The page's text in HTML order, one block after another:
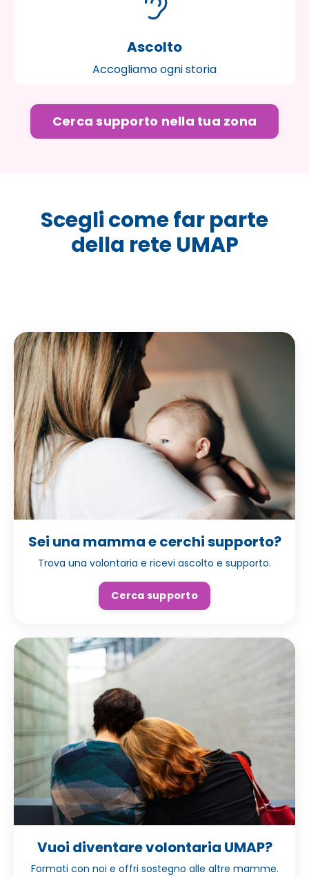
Ascolto
Accogliamo ogni storia
Cerca supporto nella tua zona
Scegli come far parte
della rete UMAP
Sei una mamma e cerchi supporto?
Trova una volontaria e ricevi ascolto e supporto.
Cerca supporto
Vuoi diventare volontaria UMAP?
Formati con noi e offri sostegno alle altre mamme.